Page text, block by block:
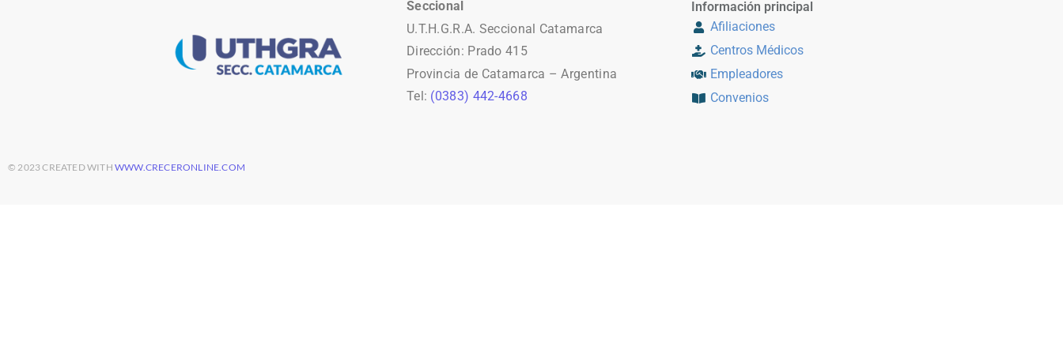
Seccional
U.T.H.G.R.A. Seccional Catamarca
Dirección: Prado 415
Provincia de Catamarca – Argentina
Tel: (0383) 442-4668
Información principal
Afiliaciones
Centros Médicos
Empleadores
Convenios
© 2023 CREATED WITH WWW.CRECERONLINE.COM